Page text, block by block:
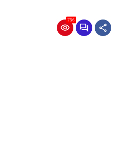
756